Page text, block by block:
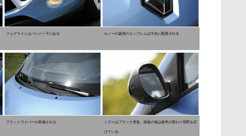
フォグライトはバンパー下にある ルノーの菱形のエンブレムは中央に配置される
フラットワイパーが装備される ミラーはブラック塗装。鏡面の端は曲率が変わり視野を広
げている